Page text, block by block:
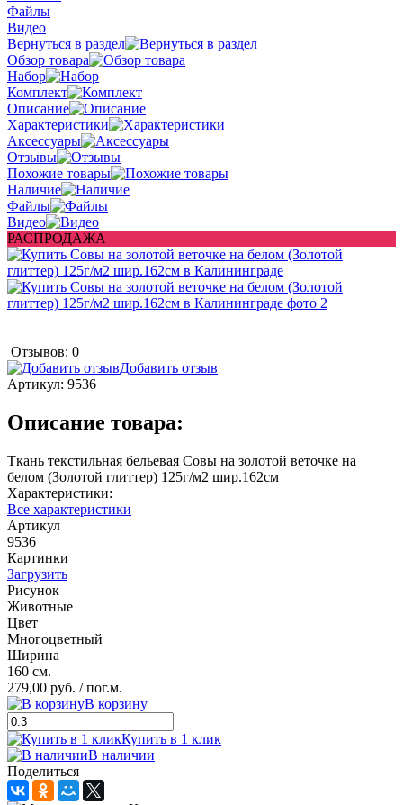
Файлы
Видео
Вернуться в раздел
Обзор товара
Набор
Комплект
Описание
Характеристики
Аксессуары
Отзывы
Похожие товары
Наличие
Файлы
Видео
РАСПРОДАЖА
Отзывов: 0
Добавить отзыв
Артикул: 9536
Описание товара:
Ткань текстильная бельевая Совы на золотой веточке на
белом (Золотой глиттер) 125г/м2 шир.162см
Характеристики:
Все характеристики
Артикул
9536
Картинки
Загрузить
Рисунок
Животные
Цвет
Многоцветный
Ширина
160 см.
279,00 руб. / пог.м.
В корзину
Купить в 1 клик
В наличии
Поделиться